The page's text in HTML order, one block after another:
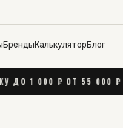
БрендыКалькуляторБлог
₽ ◆ НОВАЯ